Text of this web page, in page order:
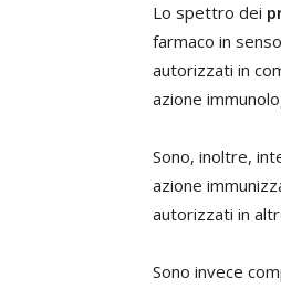
Lo spettro dei
farmaco in
autorizzati in
azione
Sono, inoltre,
azione
autorizzati in
Sono invece